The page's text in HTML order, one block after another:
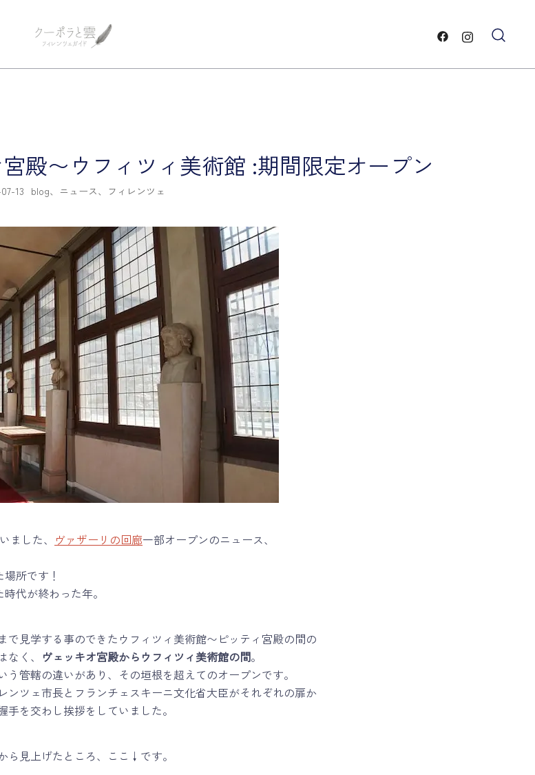
フィレンツェガイド・クーポラと雲・
殿〜ウフィツィ美術館 :期間限定オープン
13 blog、 ニュース、 フィレンツェ
ました、 ヴァザーリの回廊一部オープンのニュース、
所です！
代が終わった年。
で見学する事のできたウフィツィ美術館〜ピッティ宮殿の間の
く、 ヴェッキオ宮殿からウフィツィ美術館の間。
管轄の違いがあり、その垣根を超えてのオープンです。
ンツェ市長とフランチェスキーニ文化省大臣がそれぞれの扉か
を交わし挨拶をしていました。
ら見上げたところ、ここ↓です。